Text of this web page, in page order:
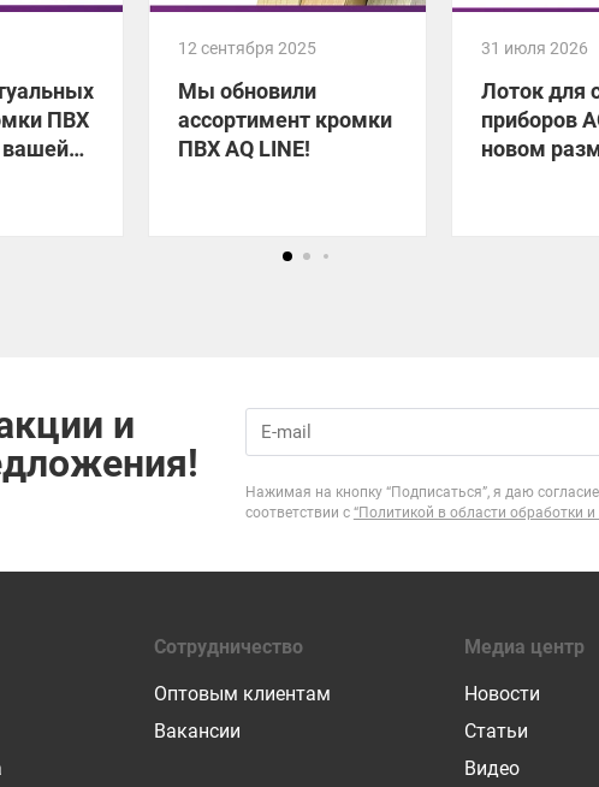
ПВХ
вашей
12 сентября 2025
Мы обновили
ассортимент кромки
ПВХ AQ LINE!
31 июля 2026
Лоток для
приборов
новом
и
Нажимая на кнопку “Подписаться”, я даю
соответствии с “Политикой в области обработки
Сотрудничество
Оптовым клиентам
Вакансии
Медиа центр
Новости
Статьи
Видео